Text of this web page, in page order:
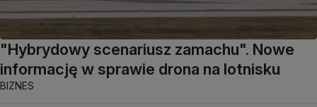
"Hybrydowy scenariusz zamachu". Nowe
informację w sprawie drona na lotnisku
BIZNES